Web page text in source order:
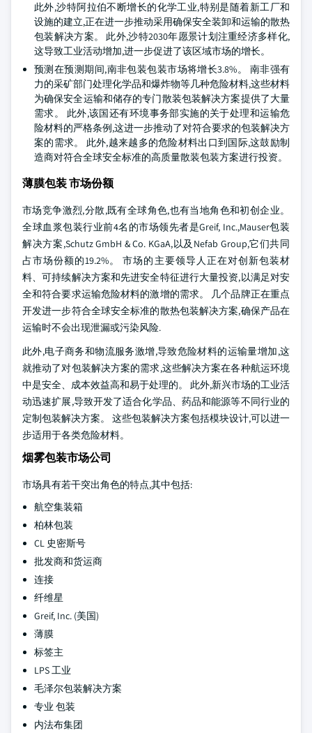
此外,沙特阿拉伯不断增长的化学工业,特别是随着新工厂和
设施的建立,正在进一步推动采用确保安全装卸和运输的散热
包装解决方案。 此外,沙特2030年愿景计划注重经济多样化,
这导致工业活动增加,进一步促进了该区域市场的增长。
预测在预测期间,南非包装包装市场将增长3.8%。 南非强有
力的采矿部门处理化学品和爆炸物等几种危险材料,这些材料
为确保安全运输和储存的专门散装包装解决方案提供了大量
需求。 此外,该国还有环境事务部实施的关于处理和运输危
险材料的严格条例,这进一步推动了对符合要求的包装解决方
案的需求。 此外,越来越多的危险材料出口到国际,这鼓励制
造商对符合全球安全标准的高质量散装包装方案进行投资。
薄膜包装 市场份额
市场竞争激烈,分散,既有全球角色,也有当地角色和初创企业。
全球血浆包装行业前4名的市场领先者是Greif, Inc.,Mauser包装
解决方案,Schutz GmbH & Co. KGaA,以及Nefab Group,它们共同
占市场份额的19.2%。 市场的主要领导人正在对创新包装材
料、可持续解决方案和先进安全特征进行大量投资,以满足对安
全和符合要求运输危险材料的激增的需求。 几个品牌正在重点
开发进一步符合全球安全标准的散热包装解决方案,确保产品在
运输时不会出现泄漏或污染风险.
此外,电子商务和物流服务激增,导致危险材料的运输量增加,这
就推动了对包装解决方案的需求,这些解决方案在各种航运环境
中是安全、成本效益高和易于处理的。 此外,新兴市场的工业活
动迅速扩展,导致开发了适合化学品、药品和能源等不同行业的
定制包装解决方案。 这些包装解决方案包括模块设计,可以进一
步适用于各类危险材料。
烟雾包装市场公司
市场具有若干突出角色的特点,其中包括:
航空集装箱
柏林包装
CL 史密斯号
批发商和货运商
连接
纤维星
Greif, Inc. (美国)
薄膜
标签主
LPS 工业
毛泽尔包装解决方案
专业 包装
内法布集团